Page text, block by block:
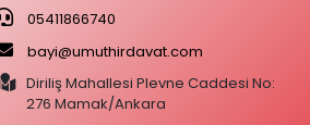
05411866740
bayi@umuthirdavat.com
Diriliş Mahallesi Plevne Caddesi No:
276 Mamak/Ankara